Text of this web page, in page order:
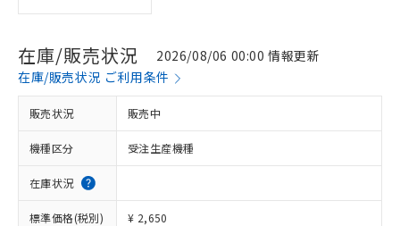
在庫/販売状況
2026/08/06 00:00 情報更新
在庫/販売状況 ご利用条件
販売状況 販売中
機種区分 受注生産機種
在庫状況
標準価格(税別) ¥ 2,650